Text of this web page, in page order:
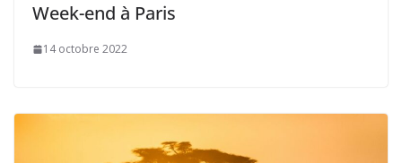
Week-end à Paris
14 octobre 2022